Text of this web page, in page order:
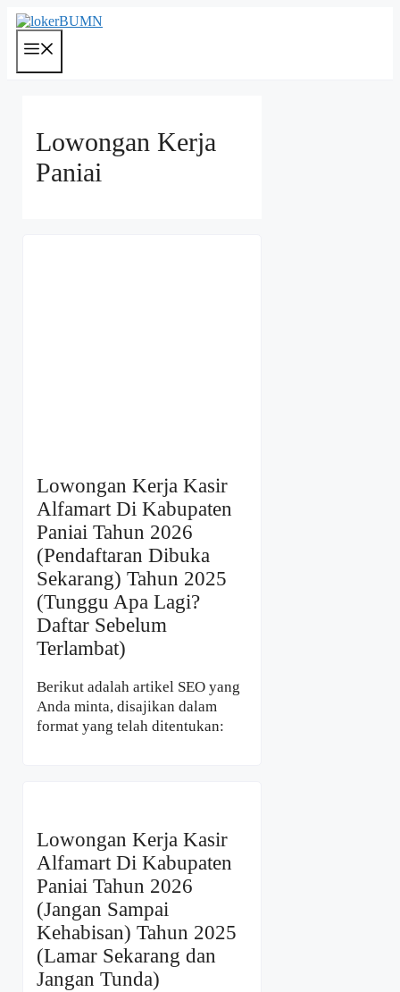
Langsung
ke
Lowongan Kerja
Paniai
Lowongan Kerja Kasir
Alfamart Di Kabupaten
Paniai Tahun 2026
(Pendaftaran Dibuka
Sekarang) Tahun 2025
(Tunggu Apa Lagi?
Daftar Sebelum
Terlambat)
Berikut adalah artikel SEO yang
Anda minta, disajikan dalam
format yang telah ditentukan:
Lowongan Kerja Kasir
Alfamart Di Kabupaten
Paniai Tahun 2026
(Jangan Sampai
Kehabisan) Tahun 2025
(Lamar Sekarang dan
Jangan Tunda)